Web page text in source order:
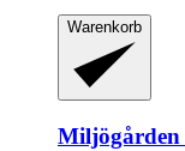
Warenkorb
Miljögården